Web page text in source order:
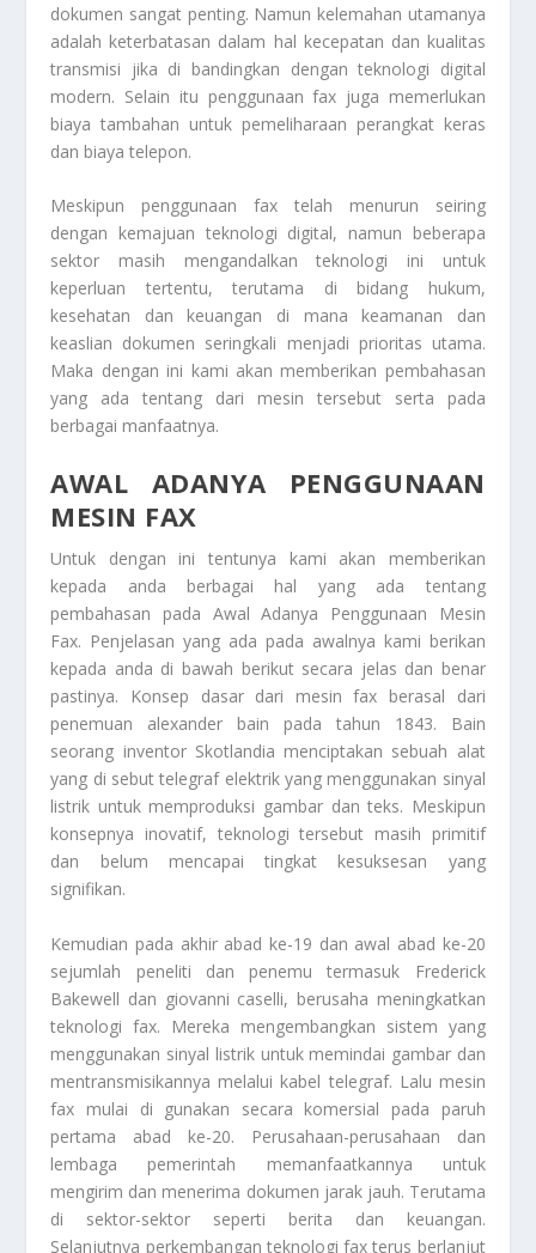
dokumen sangat penting. Namun kelemahan utamanya
adalah keterbatasan dalam hal kecepatan dan kualitas
transmisi jika di bandingkan dengan teknologi digital
modern. Selain itu penggunaan fax juga memerlukan
biaya tambahan untuk pemeliharaan perangkat keras
dan biaya telepon.
Meskipun penggunaan fax telah menurun seiring
dengan kemajuan teknologi digital, namun beberapa
sektor masih mengandalkan teknologi ini untuk
keperluan tertentu, terutama di bidang hukum,
kesehatan dan keuangan di mana keamanan dan
keaslian dokumen seringkali menjadi prioritas utama.
Maka dengan ini kami akan memberikan pembahasan
yang ada tentang dari mesin tersebut serta pada
berbagai manfaatnya.
AWAL ADANYA PENGGUNAAN
MESIN FAX
Untuk dengan ini tentunya kami akan memberikan
kepada anda berbagai hal yang ada tentang
pembahasan pada Awal Adanya Penggunaan Mesin
Fax. Penjelasan yang ada pada awalnya kami berikan
kepada anda di bawah berikut secara jelas dan benar
pastinya. Konsep dasar dari mesin fax berasal dari
penemuan alexander bain pada tahun 1843. Bain
seorang inventor Skotlandia menciptakan sebuah alat
yang di sebut telegraf elektrik yang menggunakan sinyal
listrik untuk memproduksi gambar dan teks. Meskipun
konsepnya inovatif, teknologi tersebut masih primitif
dan belum mencapai tingkat kesuksesan yang
signifikan.
Kemudian pada akhir abad ke-19 dan awal abad ke-20
sejumlah peneliti dan penemu termasuk Frederick
Bakewell dan giovanni caselli, berusaha meningkatkan
teknologi fax. Mereka mengembangkan sistem yang
menggunakan sinyal listrik untuk memindai gambar dan
mentransmisikannya melalui kabel telegraf. Lalu mesin
fax mulai di gunakan secara komersial pada paruh
pertama abad ke-20. Perusahaan-perusahaan dan
lembaga pemerintah memanfaatkannya untuk
mengirim dan menerima dokumen jarak jauh. Terutama
di sektor-sektor seperti berita dan keuangan.
Selanjutnya perkembangan teknologi fax terus berlanjut